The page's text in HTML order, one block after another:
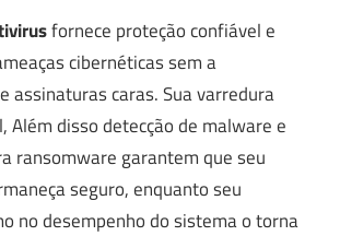
fornece proteção confiável e
cibernéticas sem a
assinaturas caras. Sua varredura
Além disso detecção de malware e
ransomware garantem que seu
seguro, enquanto seu
no desempenho do sistema o torna